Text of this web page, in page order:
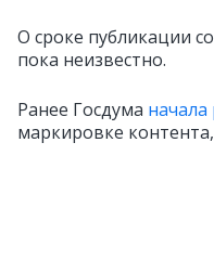
О сроке публикации
пока неизвестно.
Ранее Госдума
маркировке